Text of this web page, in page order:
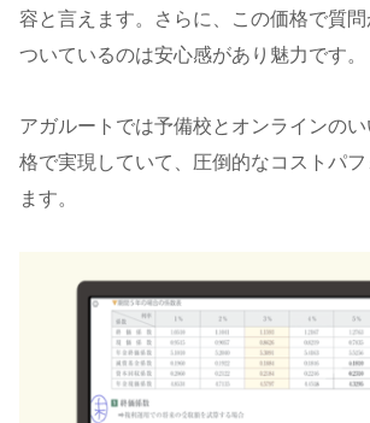
容と言えます。さらに、この価格で質
ついているのは安心感があり魅力です。
アガルートでは予備校とオンラインの
格で実現していて、圧倒的なコストパフ
ます。